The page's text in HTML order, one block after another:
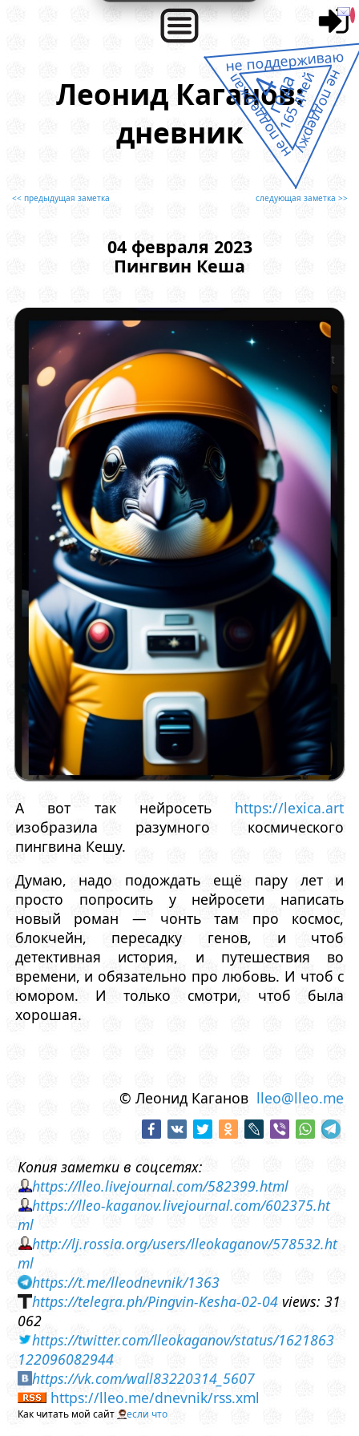
Леонид Каганов:
дневник
<< предыдущая заметка следующая заметка >>
04 февраля 2023
Пингвин Кеша
А вот так нейросеть https://lexica.art
изобразила разумного космического
пингвина Кешу.
Думаю, надо подождать ещё пару лет и
просто попросить у нейросети написать
новый роман — чонть там про космос,
блокчейн, пересадку генов, и чтоб
детективная история, и путешествия во
времени, и обязательно про любовь. И чтоб с
юмором. И только смотри, чтоб была
хорошая.
© Леонид Каганов lleo@lleo.me
Копия заметки в соцсетях:
https://lleo.livejournal.com/582399.html
https://lleo-kaganov.livejournal.com/602375.ht
ml
http://lj.rossia.org/users/lleokaganov/578532.ht
ml
https://t.me/lleodnevnik/1363
https://telegra.ph/Pingvin-Kesha-02-04 views: 31
062
https://twitter.com/lleokaganov/status/1621863
122096082944
https://vk.com/wall83220314_5607
https://lleo.me/dnevnik/rss.xml
Как читать мой сайт если что
не поддержал
не поддерживаю
не поддержу
4
года
165 дней